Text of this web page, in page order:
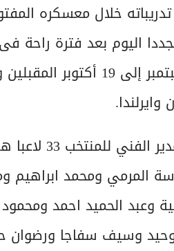
لكرة القدم إلى تدريباته خلال
والذى انطلق مجددا اليوم بعد فترة
والتحضير الجاد لكأس العالم فى تشيلي من
وضمت القائمة التى
المرمي ومحمد ابراهيم
وعبد الحميد احمد
وسيف سفاجا ورضوان